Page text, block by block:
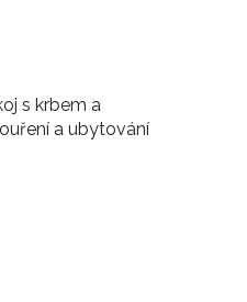
s krbem a
a ubytování